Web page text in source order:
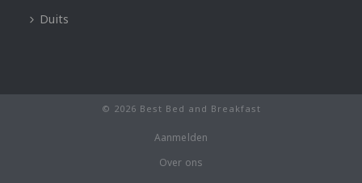
Duits
© 2026 Best Bed and Breakfast
Aanmelden
Over ons